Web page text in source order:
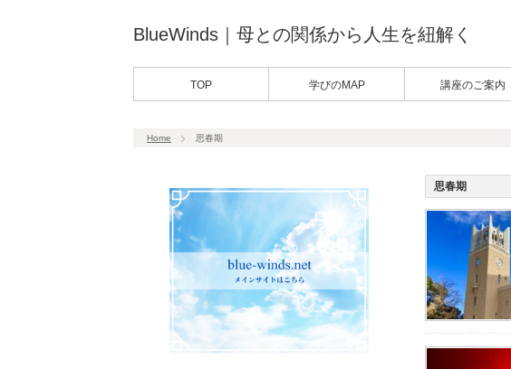
BlueWinds｜母との関係から人生を紐解く
TOP 学びのMAP 講座のご案内
Home 思春期
思春期